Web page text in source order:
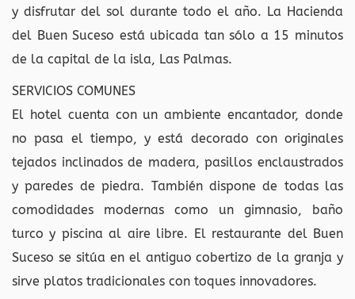
y disfrutar del sol durante todo el año. La Hacienda
del Buen Suceso está ubicada tan sólo a 15 minutos
de la capital de la isla, Las Palmas.
SERVICIOS COMUNES
El hotel cuenta con un ambiente encantador, donde
no pasa el tiempo, y está decorado con originales
tejados inclinados de madera, pasillos enclaustrados
y paredes de piedra. También dispone de todas las
comodidades modernas como un gimnasio, baño
turco y piscina al aire libre. El restaurante del Buen
Suceso se sitúa en el antiguo cobertizo de la granja y
sirve platos tradicionales con toques innovadores.